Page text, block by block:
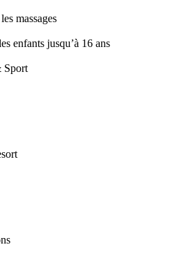
massages
enfants jusqu’à 16 ans
Sport